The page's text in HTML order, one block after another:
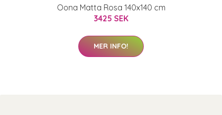
Oona Matta Rosa 140x140 cm
3425 SEK
MER INFO!